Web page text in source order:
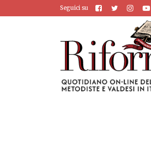
Seguici su